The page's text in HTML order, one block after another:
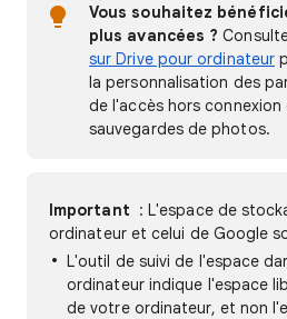
Vous souhaitez
plus avancées ?
sur Drive pour ordinateur
la personnalisation des
de l'accès hors
sauvegardes de photos.
Important : L'espace de
ordinateur et celui de Google
L'outil de suivi de l'espace
ordinateur indique l'espace
de votre ordinateur, et non